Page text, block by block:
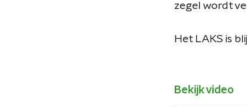
zegel wordt
Het LAKS is
Bekijk video